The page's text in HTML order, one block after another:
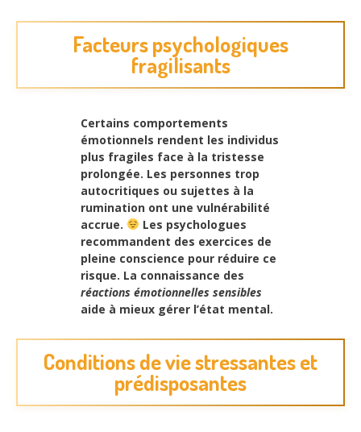
Facteurs psychologiques
fragilisants
Certains comportements
émotionnels rendent les individus
plus fragiles face à la tristesse
prolongée. Les personnes trop
autocritiques ou sujettes à la
rumination ont une vulnérabilité
accrue.
Les psychologues
recommandent des exercices de
pleine conscience pour réduire ce
risque. La connaissance des
réactions émotionnelles sensibles
aide à mieux gérer l’état mental.
Conditions de vie stressantes et
prédisposantes